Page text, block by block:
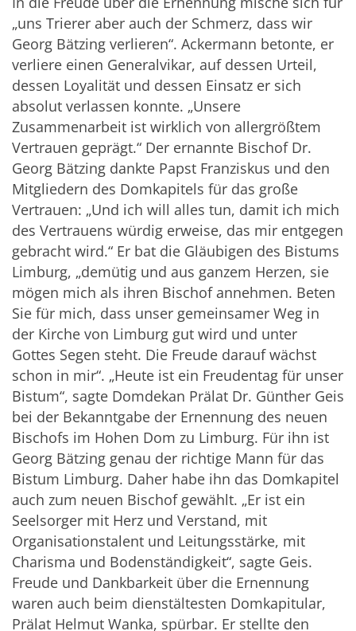
„uns Trierer aber auch der Schmerz, dass wir
Georg Bätzing verlieren“. Ackermann betonte, er
verliere einen Generalvikar, auf dessen Urteil,
dessen Loyalität und dessen Einsatz er sich
absolut verlassen konnte. „Unsere
Zusammenarbeit ist wirklich von allergrößtem
Vertrauen geprägt.“ Der ernannte Bischof Dr.
Georg Bätzing dankte Papst Franziskus und den
Mitgliedern des Domkapitels für das große
Vertrauen: „Und ich will alles tun, damit ich mich
des Vertrauens würdig erweise, das mir entgegen
gebracht wird.“ Er bat die Gläubigen des Bistums
Limburg, „demütig und aus ganzem Herzen, sie
mögen mich als ihren Bischof annehmen. Beten
Sie für mich, dass unser gemeinsamer Weg in
der Kirche von Limburg gut wird und unter
Gottes Segen steht. Die Freude darauf wächst
schon in mir“. „Heute ist ein Freudentag für unser
Bistum“, sagte Domdekan Prälat Dr. Günther Geis
bei der Bekanntgabe der Ernennung des neuen
Bischofs im Hohen Dom zu Limburg. Für ihn ist
Georg Bätzing genau der richtige Mann für das
Bistum Limburg. Daher habe ihn das Domkapitel
auch zum neuen Bischof gewählt. „Er ist ein
Seelsorger mit Herz und Verstand, mit
Organisationstalent und Leitungsstärke, mit
Charisma und Bodenständigkeit“, sagte Geis.
Freude und Dankbarkeit über die Ernennung
waren auch beim dienstältesten Domkapitular,
Prälat Helmut Wanka, spürbar. Er stellte den